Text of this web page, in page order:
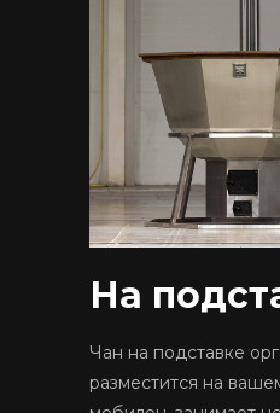
На
Чан на подставке
разместится на